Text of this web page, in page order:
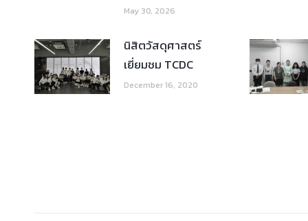
May 30, 2026
นิสิตวัสดุศาสตร์
เยี่ยมชม TCDC
December 16, 2020